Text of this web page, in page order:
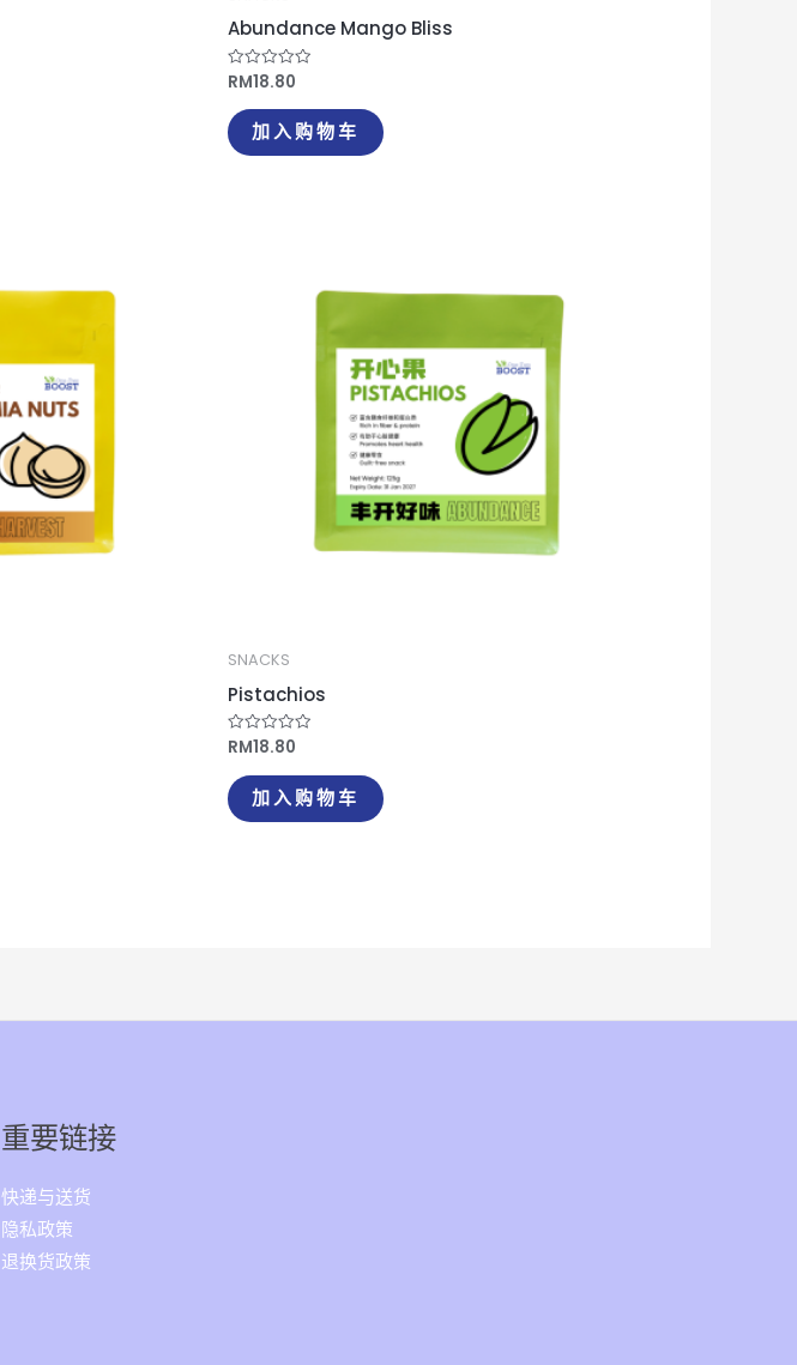
Abundance Mango Bliss
评
&sol;
5
RM18.80
加入购物车
SNACKS
Pistachios
评
&sol;
5
RM18.80
加入购物车
重要链接
快递与送货
隐私政策
退换货政策